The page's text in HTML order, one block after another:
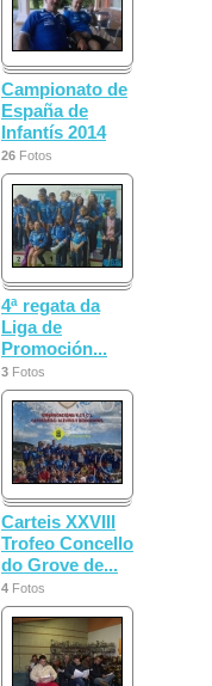
Campionato de
España de
Infantís 2014
26 Fotos
4ª regata da
Liga de
Promoción...
3 Fotos
Carteis XXVIII
Trofeo Concello
do Grove de...
4 Fotos